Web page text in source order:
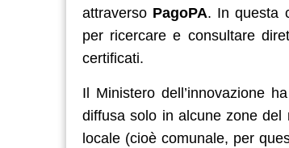
attraverso PagoPA. In questa
per ricercare e consultare
certificati.
Il Ministero dell’innovazione
diffusa solo in alcune zone
locale (cioè comunale, per